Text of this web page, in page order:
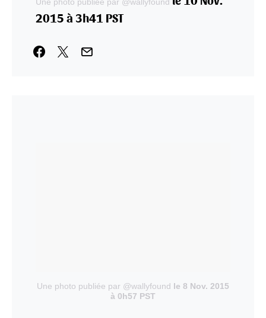
2015 à 3h41 PST
Une photo publiée par @wallyfound le 8 Nov. 2015
à 0h57 PST